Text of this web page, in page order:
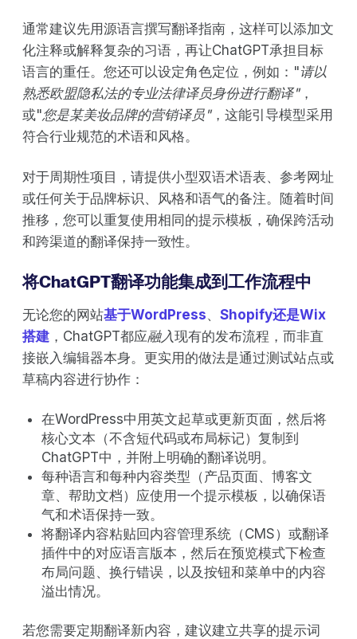
通常建议先用源语言撰写翻译指南，这样可以添加文
化注释或解释复杂的习语，再让ChatGPT承担目标
语言的重任。您还可以设定角色定位，例如："请以
熟悉欧盟隐私法的专业法律译员身份进行翻译"，
或"您是某美妆品牌的营销译员"，这能引导模型采用
符合行业规范的术语和风格。
对于周期性项目，请提供小型双语术语表、参考网址
或任何关于品牌标识、风格和语气的备注。随着时间
推移，您可以重复使用相同的提示模板，确保跨活动
和跨渠道的翻译保持一致性。
将ChatGPT翻译功能集成到工作流程中
无论您的网站基于WordPress、 Shopify还是Wix
搭建 ，ChatGPT都应融入现有的发布流程，而非直
接嵌入编辑器本身。更实用的做法是通过测试站点或
草稿内容进行协作：
在WordPress中用英文起草或更新页面，然后将
核心文本（不含短代码或布局标记）复制到
ChatGPT中，并附上明确的翻译说明。
每种语言和每种内容类型（产品页面、博客文
章、帮助文档）应使用一个提示模板，以确保语
气和术语保持一致。
将翻译内容粘贴回内容管理系统（CMS）或翻译
插件中的对应语言版本，然后在预览模式下检查
布局问题、换行错误，以及按钮和菜单中的内容
溢出情况。
若您需要定期翻译新内容，建议建立共享的提示词